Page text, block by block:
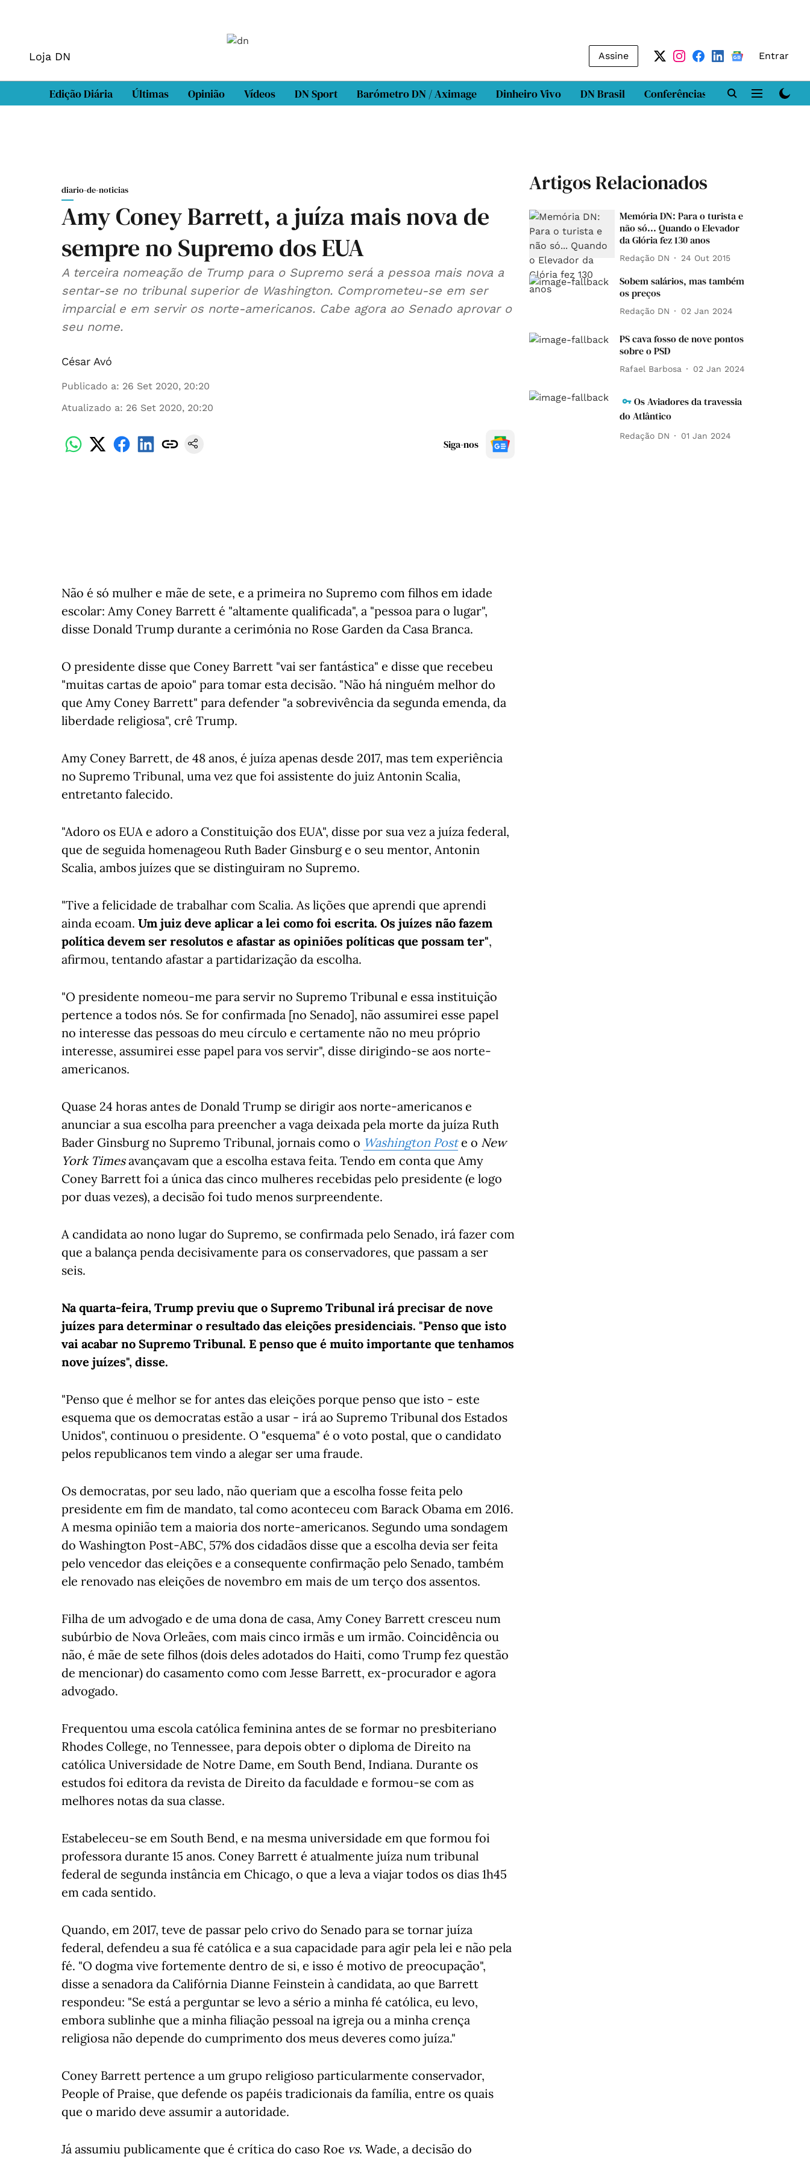
Loja DN Assine Entrar
Edição Diária Últimas Opinião Vídeos DN Sport Barómetro DN / Aximage Dinheiro Vivo DN Brasil Conferências DN LAB
diario-de-noticias
Amy Coney Barrett, a juíza mais nova de
sempre no Supremo dos EUA
A terceira nomeação de Trump para o Supremo será a pessoa mais nova a
sentar-se no tribunal superior de Washington. Comprometeu-se em ser
imparcial e em servir os norte-americanos. Cabe agora ao Senado aprovar o
seu nome.
César Avó
Publicado a: 26 Set 2020, 20:20
Atualizado a: 26 Set 2020, 20:20
Siga-nos
Não é só mulher e mãe de sete, e a primeira no Supremo com filhos em idade
escolar: Amy Coney Barrett é "altamente qualificada", a "pessoa para o lugar",
disse Donald Trump durante a cerimónia no Rose Garden da Casa Branca.
O presidente disse que Coney Barrett "vai ser fantástica" e disse que recebeu
"muitas cartas de apoio" para tomar esta decisão. "Não há ninguém melhor do
que Amy Coney Barrett" para defender "a sobrevivência da segunda emenda, da
liberdade religiosa", crê Trump.
Amy Coney Barrett, de 48 anos, é juíza apenas desde 2017, mas tem experiência
no Supremo Tribunal, uma vez que foi assistente do juiz Antonin Scalia,
entretanto falecido.
"Adoro os EUA e adoro a Constituição dos EUA", disse por sua vez a juíza federal,
que de seguida homenageou Ruth Bader Ginsburg e o seu mentor, Antonin
Scalia, ambos juízes que se distinguiram no Supremo.
"Tive a felicidade de trabalhar com Scalia. As lições que aprendi que aprendi
ainda ecoam. Um juiz deve aplicar a lei como foi escrita. Os juízes não fazem
política devem ser resolutos e afastar as opiniões políticas que possam ter",
afirmou, tentando afastar a partidarização da escolha.
"O presidente nomeou-me para servir no Supremo Tribunal e essa instituição
pertence a todos nós. Se for confirmada [no Senado], não assumirei esse papel
no interesse das pessoas do meu círculo e certamente não no meu próprio
interesse, assumirei esse papel para vos servir", disse dirigindo-se aos norte-
americanos.
Quase 24 horas antes de Donald Trump se dirigir aos norte-americanos e
anunciar a sua escolha para preencher a vaga deixada pela morte da juíza Ruth
Bader Ginsburg no Supremo Tribunal, jornais como o Washington Poste o New
York Timesavançavam que a escolha estava feita. Tendo em conta que Amy
Coney Barrett foi a única das cinco mulheres recebidas pelo presidente (e logo
por duas vezes), a decisão foi tudo menos surpreendente.
A candidata ao nono lugar do Supremo, se confirmada pelo Senado, irá fazer com
que a balança penda decisivamente para os conservadores, que passam a ser
seis.
Na quarta-feira, Trump previu que o Supremo Tribunal irá precisar de nove
juízes para determinar o resultado das eleições presidenciais. "Penso que isto
vai acabar no Supremo Tribunal. E penso que é muito importante que tenhamos
nove juízes", disse.
"Penso que é melhor se for antes das eleições porque penso que isto - este
esquema que os democratas estão a usar - irá ao Supremo Tribunal dos Estados
Unidos", continuou o presidente. O "esquema" é o voto postal, que o candidato
pelos republicanos tem vindo a alegar ser uma fraude.
Os democratas, por seu lado, não queriam que a escolha fosse feita pelo
presidente em fim de mandato, tal como aconteceu com Barack Obama em 2016.
A mesma opinião tem a maioria dos norte-americanos. Segundo uma sondagem
do Washington Post-ABC, 57% dos cidadãos disse que a escolha devia ser feita
pelo vencedor das eleições e a consequente confirmação pelo Senado, também
ele renovado nas eleições de novembro em mais de um terço dos assentos.
Filha de um advogado e de uma dona de casa, Amy Coney Barrett cresceu num
subúrbio de Nova Orleães, com mais cinco irmãs e um irmão. Coincidência ou
não, é mãe de sete filhos (dois deles adotados do Haiti, como Trump fez questão
de mencionar) do casamento como com Jesse Barrett, ex-procurador e agora
advogado.
Frequentou uma escola católica feminina antes de se formar no presbiteriano
Rhodes College, no Tennessee, para depois obter o diploma de Direito na
católica Universidade de Notre Dame, em South Bend, Indiana. Durante os
estudos foi editora da revista de Direito da faculdade e formou-se com as
melhores notas da sua classe.
Estabeleceu-se em South Bend, e na mesma universidade em que formou foi
professora durante 15 anos. Coney Barrett é atualmente juíza num tribunal
federal de segunda instância em Chicago, o que a leva a viajar todos os dias 1h45
em cada sentido.
Quando, em 2017, teve de passar pelo crivo do Senado para se tornar juíza
federal, defendeu a sua fé católica e a sua capacidade para agir pela lei e não pela
fé. "O dogma vive fortemente dentro de si, e isso é motivo de preocupação",
disse a senadora da Califórnia Dianne Feinstein à candidata, ao que Barrett
respondeu: "Se está a perguntar se levo a sério a minha fé católica, eu levo,
embora sublinhe que a minha filiação pessoal na igreja ou a minha crença
religiosa não depende do cumprimento dos meus deveres como juíza."
Coney Barrett pertence a um grupo religioso particularmente conservador,
People of Praise, que defende os papéis tradicionais da família, entre os quais
que o marido deve assumir a autoridade.
Já assumiu publicamente que é crítica do caso Roe vs. Wade, a decisão do
Artigos Relacionados
Memória DN: Para o turista e
não só... Quando o Elevador
da Glória fez 130 anos
Redação DN 24 Out 2015
Sobem salários, mas também
os preços
Redação DN 02 Jan 2024
PS cava fosso de nove pontos
sobre o PSD
Rafael Barbosa 02 Jan 2024
Os Aviadores da travessia
do Atlântico
Redação DN 01 Jan 2024